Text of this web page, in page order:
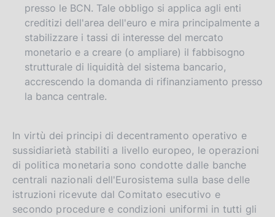
presso le BCN. Tale obbligo si applica agli enti
creditizi dell'area dell'euro e mira principalmente a
stabilizzare i tassi di interesse del mercato
monetario e a creare (o ampliare) il fabbisogno
strutturale di liquidità del sistema bancario,
accrescendo la domanda di rifinanziamento presso
la banca centrale.
In virtù dei principi di decentramento operativo e
sussidiarietà stabiliti a livello europeo, le operazioni
di politica monetaria sono condotte dalle banche
centrali nazionali dell'Eurosistema sulla base delle
istruzioni ricevute dal Comitato esecutivo e
secondo procedure e condizioni uniformi in tutti gli